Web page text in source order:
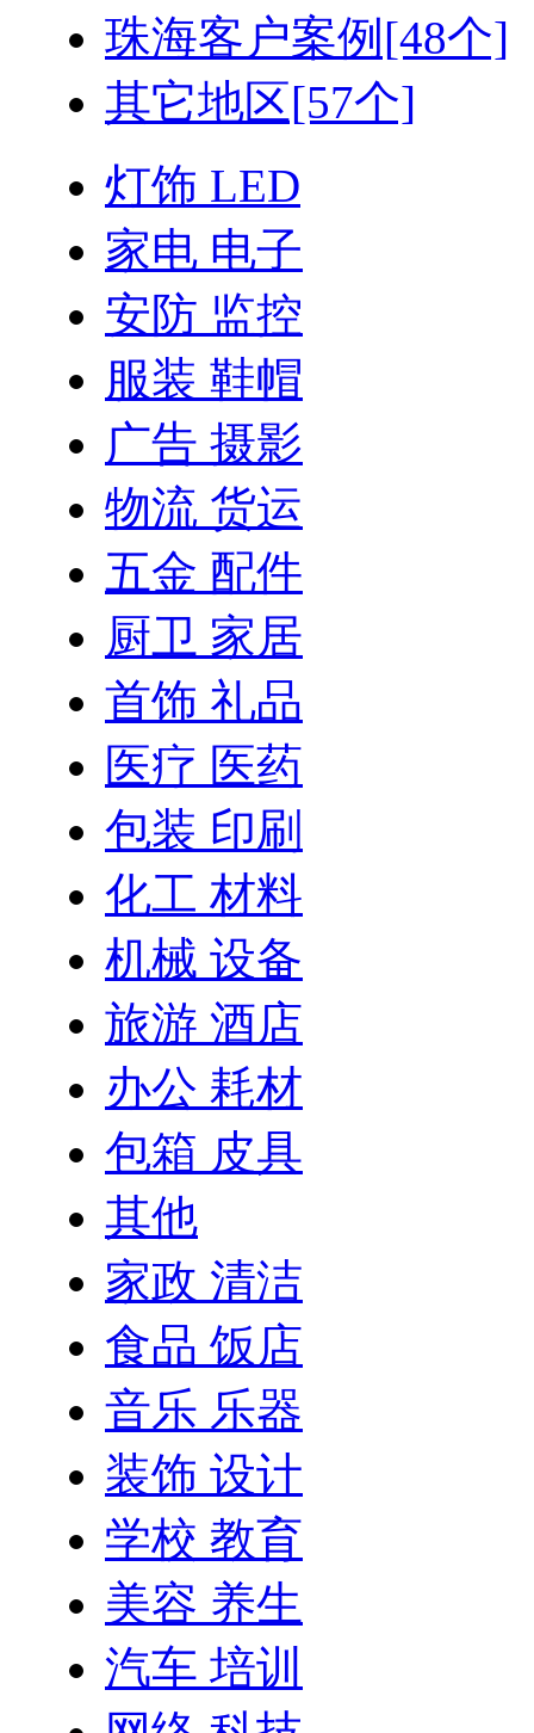
珠海客户案例[48个]
其它地区[57个]
灯饰 LED
家电 电子
安防 监控
服装 鞋帽
广告 摄影
物流 货运
五金 配件
厨卫 家居
首饰 礼品
医疗 医药
包装 印刷
化工 材料
机械 设备
旅游 酒店
办公 耗材
包箱 皮具
其他
家政 清洁
食品 饭店
音乐 乐器
装饰 设计
学校 教育
美容 养生
汽车 培训